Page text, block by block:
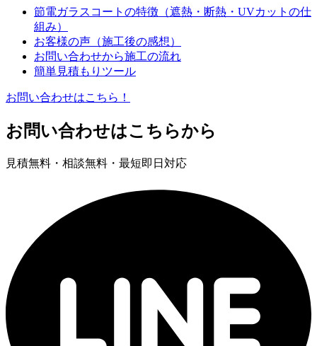
節電ガラスコートの特徴（遮熱・断熱・UVカットの仕
組み）
お客様の声（施工後の感想）
お問い合わせから施工の流れ
簡単見積もりツール
お問い合わせはこちら！
お問い合わせはこちらから
見積無料・相談無料・最短即日対応